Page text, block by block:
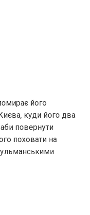
його
куди його два
аби повернути
поховати на